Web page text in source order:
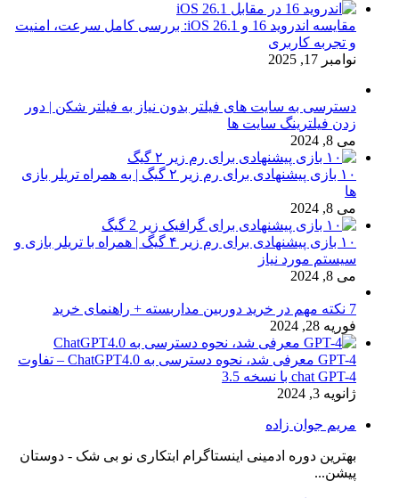
مقایسه اندروید 16 و iOS 26.1: بررسی کامل سرعت، امنیت
و تجربه کاربری
نوامبر 17, 2025
دسترسی به سایت های فیلتر بدون نیاز به فیلتر شکن | دور
زدن فیلترینگ سایت ها
می 8, 2024
۱۰ بازی پیشنهادی برای رم زیر ۲ گیگ | به همراه تریلر بازی
ها
می 8, 2024
۱۰ بازی پیشنهادی برای رم زیر ۴ گیگ | همراه با تریلر بازی و
سیستم مورد نیاز
می 8, 2024
7 نکته مهم در خرید دوربین مداربسته + راهنمای خرید
فوریه 28, 2024
GPT-4 معرفی شد، نحوه دسترسی به ChatGPT4.0 – تفاوت
chat GPT-4 با نسخه 3.5
ژانویه 3, 2024
مریم جوان زاده
بهترین دوره ادمینی اینستاگرام ابتکاری نو بی شک - دوستان
پیشن...